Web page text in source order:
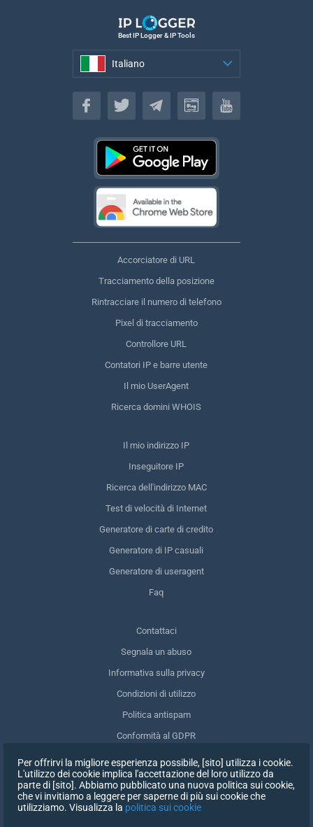
Best IP Logger & IP Tools
Italiano
Italiano
Accorciatore di URL
Tracciamento della posizione
Rintracciare il numero di telefono
Pixel di tracciamento
Controllore URL
Contatori IP e barre utente
Il mio UserAgent
Ricerca domini WHOIS
Il mio indirizzo IP
Inseguitore IP
Ricerca dell'indirizzo MAC
Test di velocità di Internet
Generatore di carte di credito
Generatore di IP casuali
Generatore di useragent
Faq
Contattaci
Segnala un abuso
Informativa sulla privacy
Condizioni di utilizzo
Politica antispam
Conformità al GDPR
Cancellare i miei dati
Ritirare il consenso
Per offrirvi la migliore esperienza possibile, [sito] utilizza i cookie.
L'utilizzo dei cookie implica l'accettazione del loro utilizzo da
parte di [sito]. Abbiamo pubblicato una nuova politica sui cookie,
che vi invitiamo a leggere per saperne di più sui cookie che
utilizziamo. Visualizza la politica sui cookie